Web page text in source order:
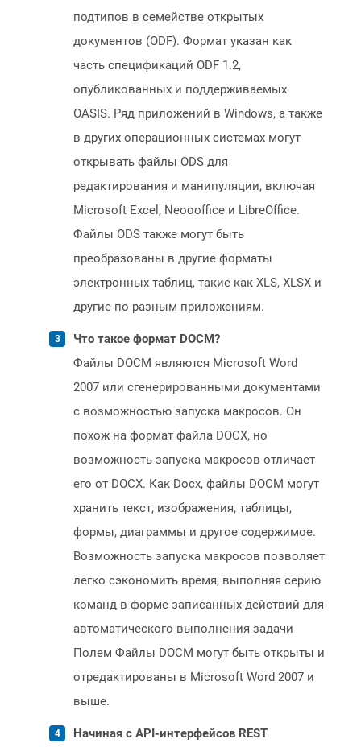
подтипов в семействе открытых
документов (ODF). Формат указан как
часть спецификаций ODF 1.2,
опубликованных и поддерживаемых
OASIS. Ряд приложений в Windows, а также
в других операционных системах могут
открывать файлы ODS для
редактирования и манипуляции, включая
Microsoft Excel, Neoooffice и LibreOffice.
Файлы ODS также могут быть
преобразованы в другие форматы
электронных таблиц, такие как XLS, XLSX и
другие по разным приложениям.
Что такое формат DOCM?
Файлы DOCM являются Microsoft Word
2007 или сгенерированными документами
с возможностью запуска макросов. Он
похож на формат файла DOCX, но
возможность запуска макросов отличает
его от DOCX. Как Docx, файлы DOCM могут
хранить текст, изображения, таблицы,
формы, диаграммы и другое содержимое.
Возможность запуска макросов позволяет
легко сэкономить время, выполняя серию
команд в форме записанных действий для
автоматического выполнения задачи
Полем Файлы DOCM могут быть открыты и
отредактированы в Microsoft Word 2007 и
выше.
Начиная с API-интерфейсов REST